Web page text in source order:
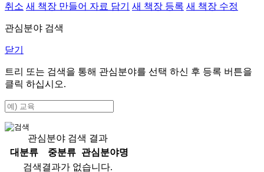
취소 새 책장 만들어 자료 담기 새 책장 등록 새 책장 수정
관심분야 검색
닫기
트리 또는 검색을 통해 관심분야를 선택 하신 후 등록 버튼을
클릭 하십시오.
관심분야 검색 결과
대분류
중분류
관심분야명
검색결과가 없습니다.